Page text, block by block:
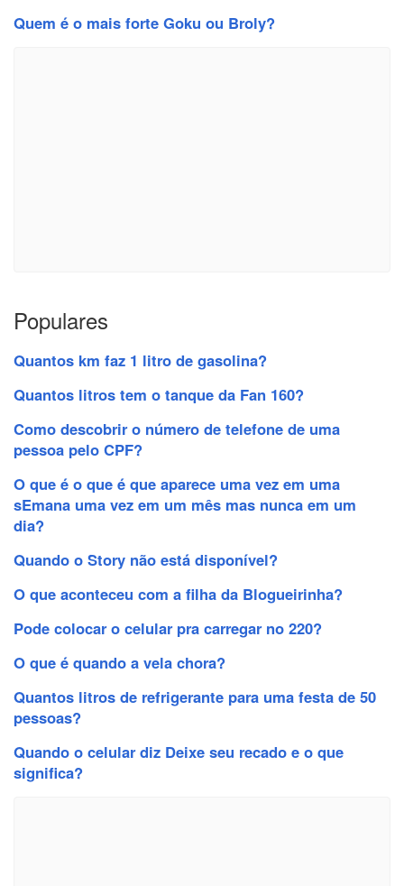
Quem é o mais forte Goku ou Broly?
Populares
Quantos km faz 1 litro de gasolina?
Quantos litros tem o tanque da Fan 160?
Como descobrir o número de telefone de uma
pessoa pelo CPF?
O que é o que é que aparece uma vez em uma
sEmana uma vez em um mês mas nunca em um
dia?
Quando o Story não está disponível?
O que aconteceu com a filha da Blogueirinha?
Pode colocar o celular pra carregar no 220?
O que é quando a vela chora?
Quantos litros de refrigerante para uma festa de 50
pessoas?
Quando o celular diz Deixe seu recado e o que
significa?